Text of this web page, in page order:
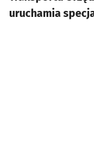
uruchamia